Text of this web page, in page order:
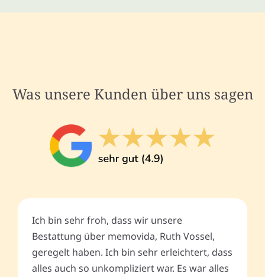
Was unsere Kunden über uns sagen
Ich bin sehr froh, dass wir unsere
Bestattung über memovida, Ruth Vossel,
geregelt haben. Ich bin sehr erleichtert, dass
alles auch so unkompliziert war. Es war alles